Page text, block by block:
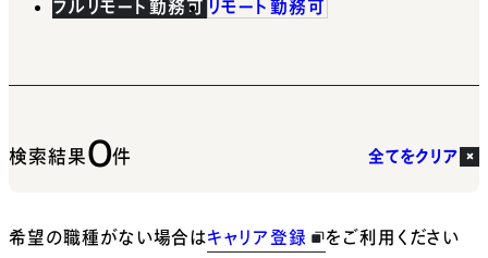
フルリモート勤務可 リモート勤務可
検索結果0件 全てをクリア
希望の職種がない場合はキャリア登録 をご利用ください